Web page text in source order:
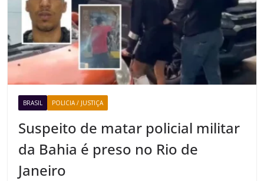
BRASIL POLICIA / JUSTIÇA
Suspeito de matar policial militar
da Bahia é preso no Rio de
Janeiro